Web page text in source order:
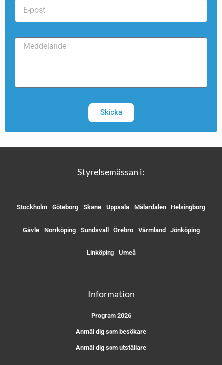
Skicka
Styrelsemässan i:
Stockholm Göteborg Skåne Uppsala Mälardalen Helsingborg
Gävle Norrköping Sundsvall Örebro Värmland Jönköping
Linköping Umeå
Information
Program 2026
Anmäl dig som besökare
Anmäl dig som utställare